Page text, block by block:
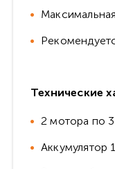
Технические
2 мотора по
Аккумулятор